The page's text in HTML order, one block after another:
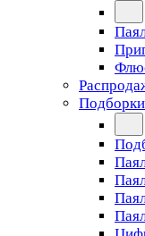
Подборки